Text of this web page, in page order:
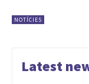
NOTÍCIES
Latest